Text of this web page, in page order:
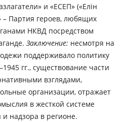
и «ЕСЕП» («Елін
– Партия героев, любящих
НКВД посредством
Заключение: несмотря на
поддерживало политику
гг., существование части
взглядами,
организации, отражает
в жесткой системе
и надзора в регионе.